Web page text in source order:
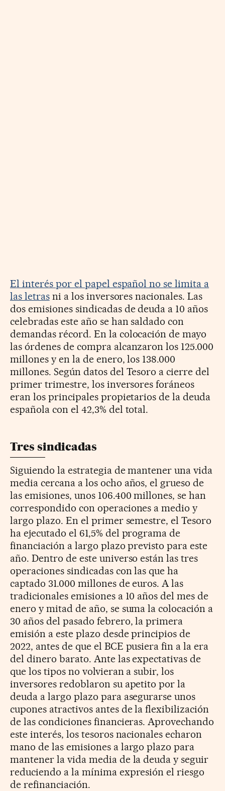
El interés por el papel español no se limita a
las letrasni a los inversores nacionales. Las
dos emisiones sindicadas de deuda a 10 años
celebradas este año se han saldado con
demandas récord. En la colocación de mayo
las órdenes de compra alcanzaron los 125.000
millones y en la de enero, los 138.000
millones. Según datos del Tesoro a cierre del
primer trimestre, los inversores foráneos
eran los principales propietarios de la deuda
española con el 42,3% del total.
Tres sindicadas
Siguiendo la estrategia de mantener una vida
media cercana a los ocho años, el grueso de
las emisiones, unos 106.400 millones, se han
correspondido con operaciones a medio y
largo plazo. En el primer semestre, el Tesoro
ha ejecutado el 61,5% del programa de
financiación a largo plazo previsto para este
año. Dentro de este universo están las tres
operaciones sindicadas con las que ha
captado 31.000 millones de euros. A las
tradicionales emisiones a 10 años del mes de
enero y mitad de año, se suma la colocación a
30 años del pasado febrero, la primera
emisión a este plazo desde principios de
2022, antes de que el BCE pusiera fin a la era
del dinero barato. Ante las expectativas de
que los tipos no volvieran a subir, los
inversores redoblaron su apetito por la
deuda a largo plazo para asegurarse unos
cupones atractivos antes de la flexibilización
de las condiciones financieras. Aprovechando
este interés, los tesoros nacionales echaron
mano de las emisiones a largo plazo para
mantener la vida media de la deuda y seguir
reduciendo a la mínima expresión el riesgo
de refinanciación.